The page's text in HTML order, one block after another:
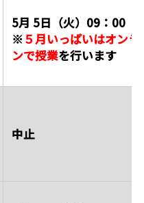
5月 5日（火）09：00
※ ５月いっぱいはオンラ
ンで授業を行います
中止